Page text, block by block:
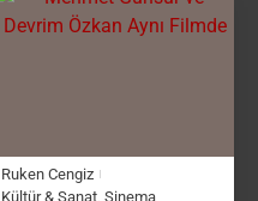
Ruken Cengiz
Kültür & Sanat Sinema